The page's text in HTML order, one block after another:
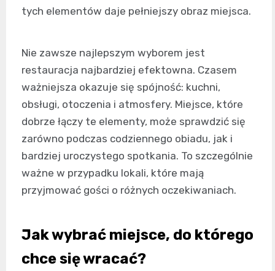
tych elementów daje pełniejszy obraz miejsca.
Nie zawsze najlepszym wyborem jest
restauracja najbardziej efektowna. Czasem
ważniejsza okazuje się spójność: kuchni,
obsługi, otoczenia i atmosfery. Miejsce, które
dobrze łączy te elementy, może sprawdzić się
zarówno podczas codziennego obiadu, jak i
bardziej uroczystego spotkania. To szczególnie
ważne w przypadku lokali, które mają
przyjmować gości o różnych oczekiwaniach.
Jak wybrać miejsce, do którego
chce się wracać?